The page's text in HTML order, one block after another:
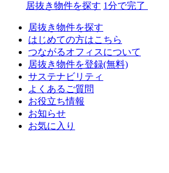
居抜き物件を探す 1分で完了
居抜き物件を探す
はじめての方はこちら
つながるオフィスについて
居抜き物件を登録(無料)
サステナビリティ
よくあるご質問
お役立ち情報
お知らせ
お気に入り